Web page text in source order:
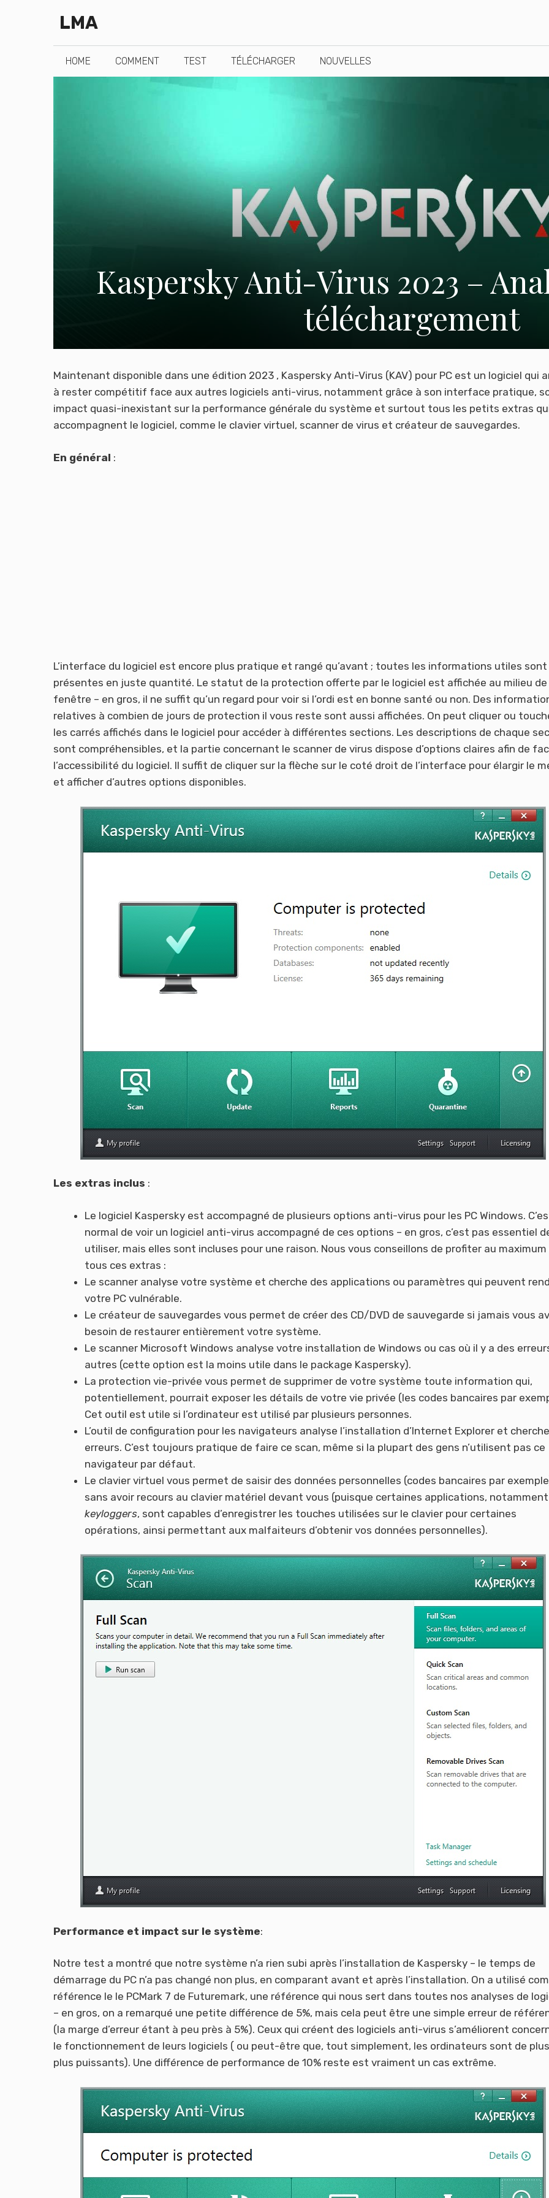
LMA
HOME COMMENT TEST TÉLÉCHARGER NOUVELLES
Kaspersky Anti-Virus 2023 –
téléchargement
Maintenant disponible dans une édition 2023 , Kaspersky Anti-Virus (KAV) pour PC est un logiciel qui
à rester compétitif face aux autres logiciels anti-virus, notamment grâce à son interface pratique,
impact quasi-inexistant sur la performance générale du système et surtout tous les petits extras
accompagnent le logiciel, comme le clavier virtuel, scanner de virus et créateur de sauvegardes.
En général :
L’interface du logiciel est encore plus pratique et rangé qu’avant ; toutes les informations utiles sont
présentes en juste quantité. Le statut de la protection offerte par le logiciel est affichée au milieu de
fenêtre – en gros, il ne suffit qu’un regard pour voir si l’ordi est en bonne santé ou non. Des
relatives à combien de jours de protection il vous reste sont aussi affichées. On peut cliquer ou
les carrés affichés dans le logiciel pour accéder à différentes sections. Les descriptions de chaque
sont compréhensibles, et la partie concernant le scanner de virus dispose d’options claires afin de
l’accessibilité du logiciel. Il suffit de cliquer sur la flèche sur le coté droit de l’interface pour élargir le
et afficher d’autres options disponibles.
Les extras inclus :
Le logiciel Kaspersky est accompagné de plusieurs options anti-virus pour les PC Windows.
normal de voir un logiciel anti-virus accompagné de ces options – en gros, c’est pas essentiel
utiliser, mais elles sont incluses pour une raison. Nous vous conseillons de profiter au maximum
tous ces extras :
Le scanner analyse votre système et cherche des applications ou paramètres qui peuvent
votre PC vulnérable.
Le créateur de sauvegardes vous permet de créer des CD/DVD de sauvegarde si jamais vous
besoin de restaurer entièrement votre système.
Le scanner Microsoft Windows analyse votre installation de Windows ou cas où il y a des
autres (cette option est la moins utile dans le package Kaspersky).
La protection vie-privée vous permet de supprimer de votre système toute information qui,
potentiellement, pourrait exposer les détails de votre vie privée (les codes bancaires par
Cet outil est utile si l’ordinateur est utilisé par plusieurs personnes.
L’outil de configuration pour les navigateurs analyse l’installation d’Internet Explorer et
erreurs. C’est toujours pratique de faire ce scan, même si la plupart des gens n’utilisent pas ce
navigateur par défaut.
Le clavier virtuel vous permet de saisir des données personnelles (codes bancaires par
sans avoir recours au clavier matériel devant vous (puisque certaines applications,
keyloggers, sont capables d’enregistrer les touches utilisées sur le clavier pour certaines
opérations, ainsi permettant aux malfaiteurs d’obtenir vos données personnelles).
Performance et impact sur le système:
Notre test a montré que notre système n’a rien subi après l’installation de Kaspersky – le temps de
démarrage du PC n’a pas changé non plus, en comparant avant et après l’installation. On a utilisé
référence le le PCMark 7 de Futuremark, une référence qui nous sert dans toutes nos analyses de
– en gros, on a remarqué une petite différence de 5%, mais cela peut être une simple erreur de
(la marge d’erreur étant à peu près à 5%). Ceux qui créent des logiciels anti-virus s’améliorent
le fonctionnement de leurs logiciels ( ou peut-être que, tout simplement, les ordinateurs sont de
plus puissants). Une différence de performance de 10% reste est vraiment un cas extrême.